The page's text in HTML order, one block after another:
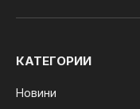
КАТЕГОРИИ
Новини